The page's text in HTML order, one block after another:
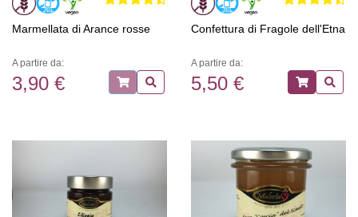
Marmellata di Arance rosse
A partire da:
3,90 €
Confettura di Fragole dell'Etna
A partire da:
5,50 €